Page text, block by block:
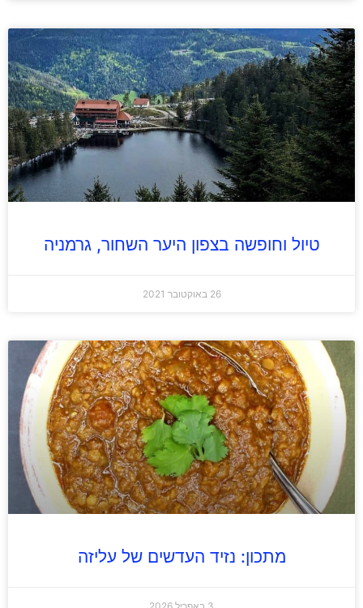
טיול וחופשה בצפון היער השחור, גרמניה
26 באוקטובר 2021
מתכון: נזיד העדשים של עליזה